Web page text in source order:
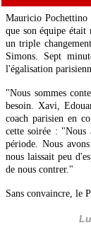
Mauricio
que son équipe
un triple
Simons. Sept
l'égalisation
"Nous sommes
besoin. Xavi,
coach parisien en
cette soirée : "Nous
période. Nous
nous laissait peu
de nous contrer."
Sans convaincre, le